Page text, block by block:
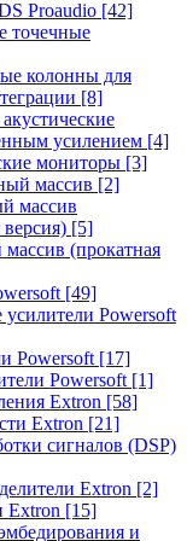
Proaudio [42]
точечные
колонны для
[8]
усилением [4]
мониторы [3]
массив [2]
массив
[5]
(прокатная
[49]
Powersoft
Powersoft [17]
Powersoft [1]
Extron [58]
Extron [21]
сигналов (DSP)
Extron [2]
Extron [15]
и